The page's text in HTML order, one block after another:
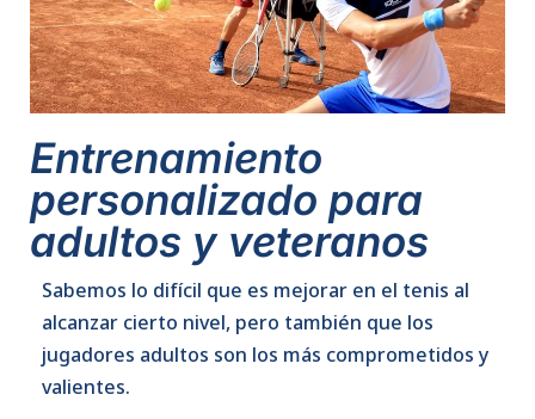
Entrenamiento
personalizado para
adultos y veteranos
Sabemos lo difícil que es mejorar en el tenis al
alcanzar cierto nivel, pero también que los
jugadores adultos son los más comprometidos y
valientes.